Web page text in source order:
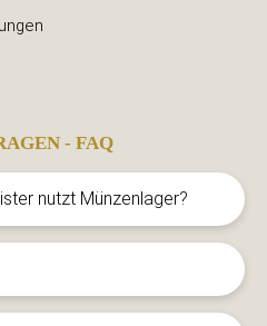
- FAQ
nutzt Münzenlager?